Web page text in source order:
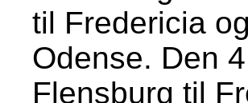
til Fredericia
Odense. Den
Flensburg til